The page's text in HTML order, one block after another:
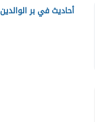
أحاديث في بر الوالدين